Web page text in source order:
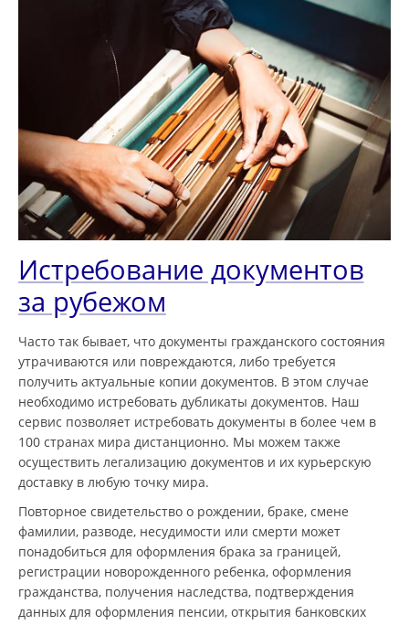
Истребование документов
за рубежом
Часто так бывает, что документы гражданского состояния
утрачиваются или повреждаются, либо требуется
получить актуальные копии документов. В этом случае
необходимо истребовать дубликаты документов. Наш
сервис позволяет истребовать документы в более чем в
100 странах мира дистанционно. Мы можем также
осуществить легализацию документов и их курьерскую
доставку в любую точку мира.
Повторное свидетельство о рождении, браке, смене
фамилии, разводе, несудимости или смерти может
понадобиться для оформления брака за границей,
регистрации новорожденного ребенка, оформления
гражданства, получения наследства, подтверждения
данных для оформления пенсии, открытия банковских